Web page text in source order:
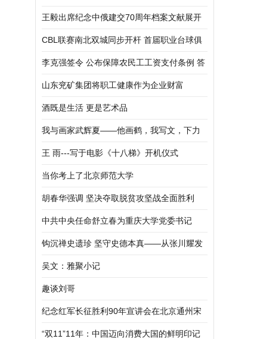
王毅出席纪念中俄建交70周年档案文献展开
幕式
CBL联赛南北双城同步开杆 首届职业台球俱
乐部联赛正式启幕
李克强签令 公布保障农民工工资支付条例 答
问
山东兖矿集团将职工健康作为企业财富
酒既是生活 更是艺术品
我与画家武辉夏——他画鹤，我写文，下力
人的情与心相近相通
王 雨---写于电影《十八梯》开机仪式
当你考上了北京师范大学
胡春华强调 坚决夺取脱贫攻坚战全面胜利
中共中央任命舒立春为重庆大学党委书记
钩沉禅史遗珍 坚守史德本真——从张川耀发
掘慈云寺荼毗的贡献说开去
吴文：雅聚小记
趣谈刘哥
纪念红军长征胜利90年宣讲会在北京通州宋
庄村举行
“双11”11年：中国迈向消费大国的鲜明印记